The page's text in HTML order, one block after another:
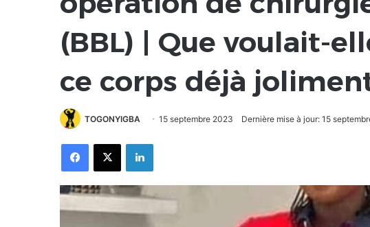
(BBL) | Que voulait-
ce corps déjà
TOGONYIGBA 15 septembre 2023 Dernière mise à jour: 15
FacebookX Linkedin